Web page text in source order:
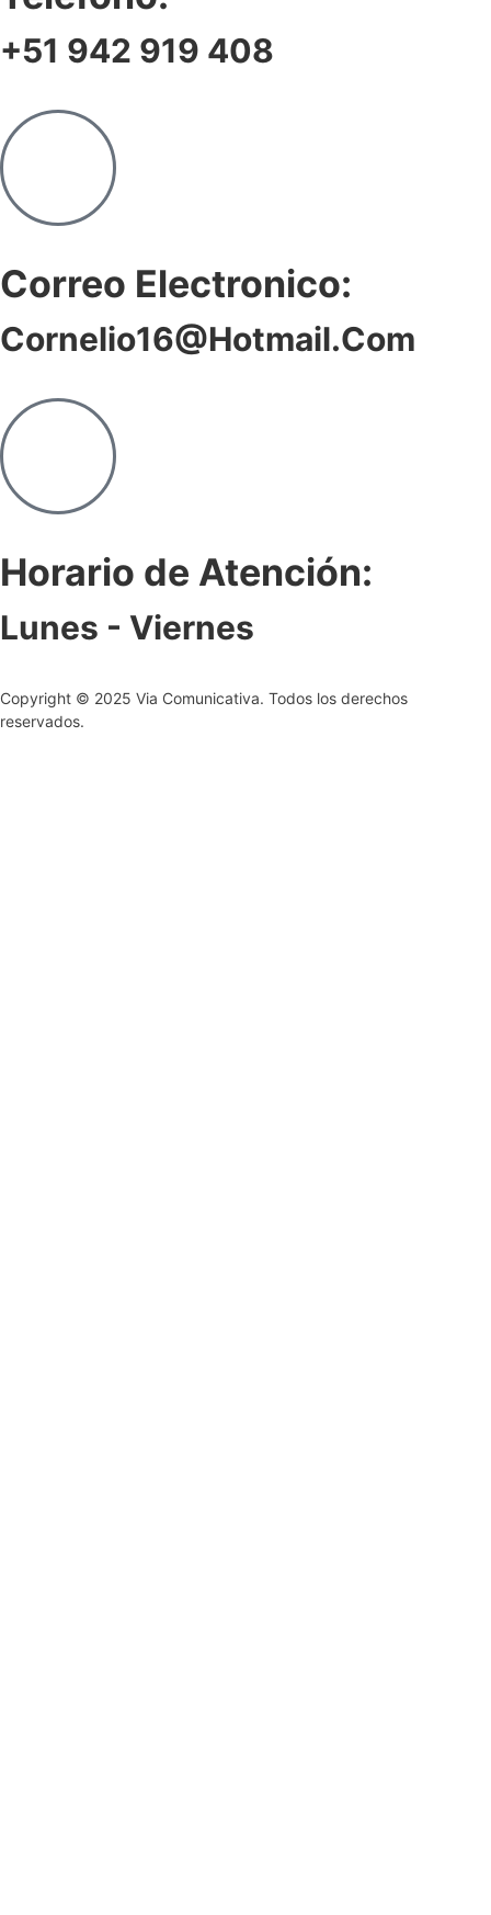
+51 942 919 408
Correo Electronico:
Cornelio16@hotmail.com
Horario de Atención:
Lunes - Viernes
Copyright © 2025 Via Comunicativa. Todos los derechos
reservados.